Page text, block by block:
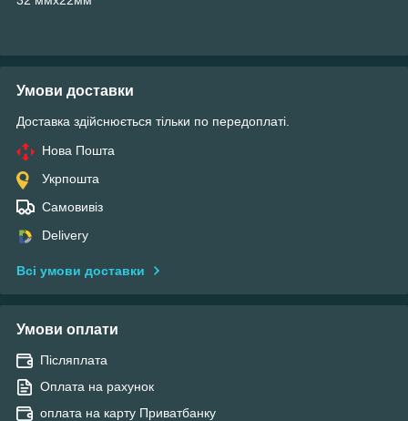
Умови доставки
Доставка здійснюється тільки по передоплаті.
Нова Пошта
Укрпошта
Самовивіз
Delivery
Всі умови доставки
Умови оплати
Післяплата
Оплата на рахунок
оплата на карту Приватбанку